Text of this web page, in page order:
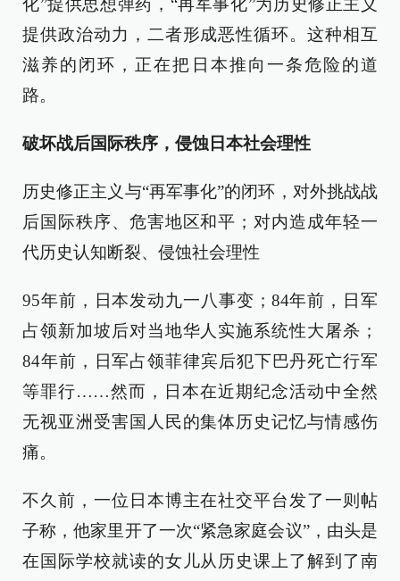
化”提供思想弹药，“再军事化”为历史修正主义
提供政治动力，二者形成恶性循环。这种相互
滋养的闭环，正在把日本推向一条危险的道
路。
破坏战后国际秩序，侵蚀日本社会理性
历史修正主义与“再军事化”的闭环，对外挑战战
后国际秩序、危害地区和平；对内造成年轻一
代历史认知断裂、侵蚀社会理性
95年前，日本发动九一八事变；84年前，日军
占领新加坡后对当地华人实施系统性大屠杀；
84年前，日军占领菲律宾后犯下巴丹死亡行军
等罪行……然而，日本在近期纪念活动中全然
无视亚洲受害国人民的集体历史记忆与情感伤
痛。
不久前，一位日本博主在社交平台发了一则帖
子称，他家里开了一次“紧急家庭会议”，由头是
在国际学校就读的女儿从历史课上了解到了南